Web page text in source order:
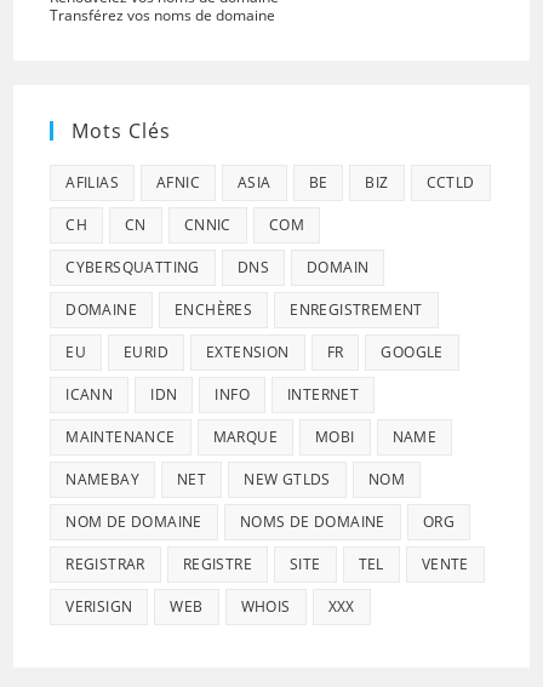
Transférez vos noms de domaine
Mots Clés
AFILIAS AFNIC ASIA BE BIZ CCTLD
CH CN CNNIC COM
CYBERSQUATTING DNS DOMAIN
DOMAINE ENCHÈRES ENREGISTREMENT
EU EURID EXTENSION FR GOOGLE
ICANN IDN INFO INTERNET
MAINTENANCE MARQUE MOBI NAME
NAMEBAY NET NEW GTLDS NOM
NOM DE DOMAINE NOMS DE DOMAINE ORG
REGISTRAR REGISTRE SITE TEL VENTE
VERISIGN WEB WHOIS XXX